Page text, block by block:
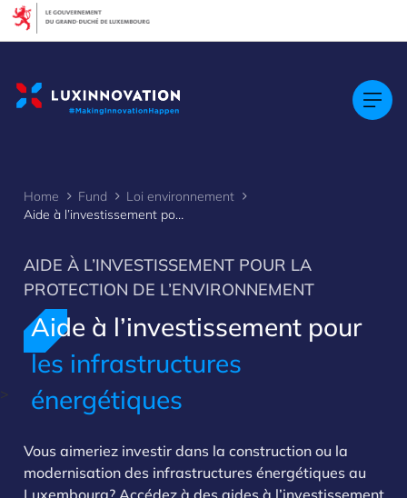
>
Home Fund
Loi environnement
Aide à l’investissement pour les infrastructures énergétiques
AIDE À L’INVESTISSEMENT POUR LA
PROTECTION DE L’ENVIRONNEMENT
Aide à l’investissement pour
les infrastructures
énergétiques
Vous aimeriez investir dans la construction ou la
modernisation des infrastructures énergétiques au
Luxembourg? Accédez à des aides à l’investissement
Cookies management panel